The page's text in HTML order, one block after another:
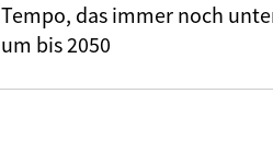
Tempo, das immer noch
um bis 2050